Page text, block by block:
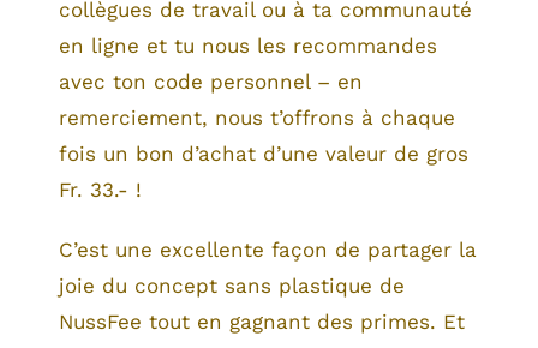
collègues de travail ou à ta communauté
en ligne et tu nous les recommandes
avec ton code personnel – en
remerciement, nous t’offrons à chaque
fois un bon d’achat d’une valeur de gros
Fr. 33.- !
C’est une excellente façon de partager la
joie du concept sans plastique de
NussFee tout en gagnant des primes. Et